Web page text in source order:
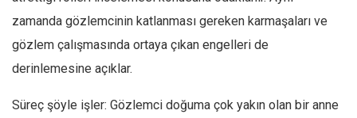
zamanda gözlemcinin katlanması gereken karmaşaları ve
gözlem çalışmasında ortaya çıkan engelleri de
derinlemesine açıklar.
Süreç şöyle işler: Gözlemci doğuma çok yakın olan bir anne